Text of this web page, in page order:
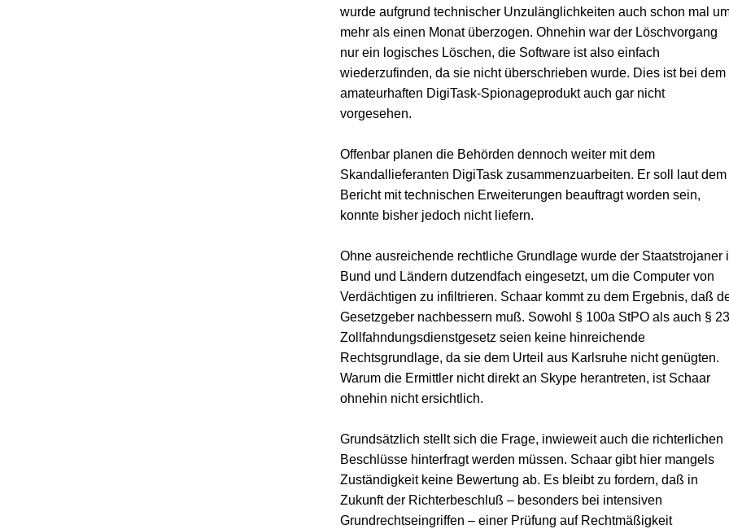
wurde aufgrund technischer Unzulänglichkeiten auch schon mal
mehr als einen Monat überzogen. Ohnehin war der Löschvorgang
nur ein logisches Löschen, die Software ist also einfach
wiederzufinden, da sie nicht überschrieben wurde. Dies ist bei dem
amateurhaften DigiTask-Spionageprodukt auch gar nicht
vorgesehen.
Offenbar planen die Behörden dennoch weiter mit dem
Skandallieferanten DigiTask zusammenzuarbeiten. Er soll laut dem
Bericht mit technischen Erweiterungen beauftragt worden sein,
konnte bisher jedoch nicht liefern.
Ohne ausreichende rechtliche Grundlage wurde der Staatstrojaner
Bund und Ländern dutzendfach eingesetzt, um die Computer von
Verdächtigen zu infiltrieren. Schaar kommt zu dem Ergebnis, daß
Gesetzgeber nachbessern muß. Sowohl § 100a StPO als auch §
Zollfahndungsdienstgesetz seien keine hinreichende
Rechtsgrundlage, da sie dem Urteil aus Karlsruhe nicht genügten.
Warum die Ermittler nicht direkt an Skype herantreten, ist Schaar
ohnehin nicht ersichtlich.
Grundsätzlich stellt sich die Frage, inwieweit auch die richterlichen
Beschlüsse hinterfragt werden müssen. Schaar gibt hier mangels
Zuständigkeit keine Bewertung ab. Es bleibt zu fordern, daß in
Zukunft der Richterbeschluß – besonders bei intensiven
Grundrechtseingriffen – einer Prüfung auf Rechtmäßigkeit